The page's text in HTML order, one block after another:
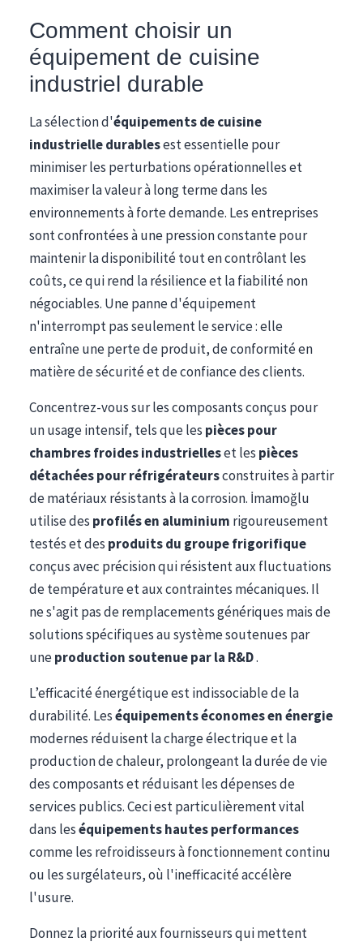
Comment choisir un
équipement de cuisine
industriel durable
La sélection d'équipements de cuisine
industrielle durablesest essentielle pour
minimiser les perturbations opérationnelles et
maximiser la valeur à long terme dans les
environnements à forte demande. Les entreprises
sont confrontées à une pression constante pour
maintenir la disponibilité tout en contrôlant les
coûts, ce qui rend la résilience et la fiabilité non
négociables. Une panne d'équipement
n'interrompt pas seulement le service : elle
entraîne une perte de produit, de conformité en
matière de sécurité et de confiance des clients.
Concentrez-vous sur les composants conçus pour
un usage intensif, tels que les pièces pour
chambres froides industrielleset les pièces
détachées pour réfrigérateursconstruites à partir
de matériaux résistants à la corrosion. İmamoğlu
utilise des profilés en aluminium rigoureusement
testés et des produits du groupe frigorifique
conçus avec précision qui résistent aux fluctuations
de température et aux contraintes mécaniques. Il
ne s'agit pas de remplacements génériques mais de
solutions spécifiques au système soutenues par
uneproduction soutenue par la R&D.
L’efficacité énergétique est indissociable de la
durabilité. Leséquipements économes en énergie
modernes réduisent la charge électrique et la
production de chaleur, prolongeant la durée de vie
des composants et réduisant les dépenses de
services publics. Ceci est particulièrement vital
dans leséquipements hautes performances
comme les refroidisseurs à fonctionnement continu
ou les surgélateurs, où l'inefficacité accélère
l'usure.
Donnez la priorité aux fournisseurs qui mettent